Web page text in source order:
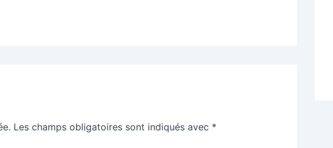
Les champs obligatoires sont indiqués avec *